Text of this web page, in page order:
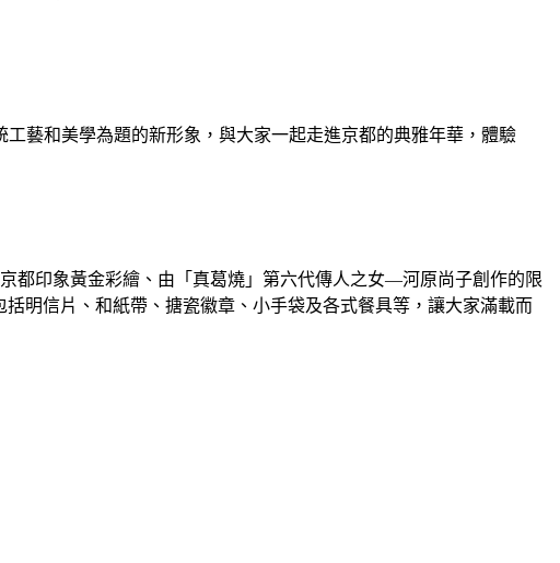
藝和美學為題的新形象，與大家一起走進京都的典雅年華，體驗
都印象黃金彩繪、由「真葛燒」第六代傳人之女—河原尚子創作的限
明信片、和紙帶、搪瓷徽章、小手袋及各式餐具等，讓大家滿載而